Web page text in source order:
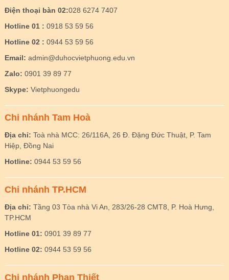
Điện thoại bàn 02:028 6274 7407
Hotline 01 : 0918 53 59 56
Hotline 02 : 0944 53 59 56
Email: admin@duhocvietphuong.edu.vn
Zalo: 0901 39 89 77
Skype: Vietphuongedu
Chi nhánh Tam Hoà
Địa chỉ: Toà nhà MCC: 26/116A, 26 Đ. Đặng Đức Thuật, P. Tam
Hiệp, Đồng Nai
Hotline: 0944 53 59 56
Chi nhánh TP.HCM
Địa chỉ: Tầng 03 Tòa nhà Vi An, 283/26-28 CMT8, P. Hoà Hưng,
TP.HCM
Hotline 01: 0901 39 89 77
Hotline 02: 0944 53 59 56
Chi nhánh Phan Thiết